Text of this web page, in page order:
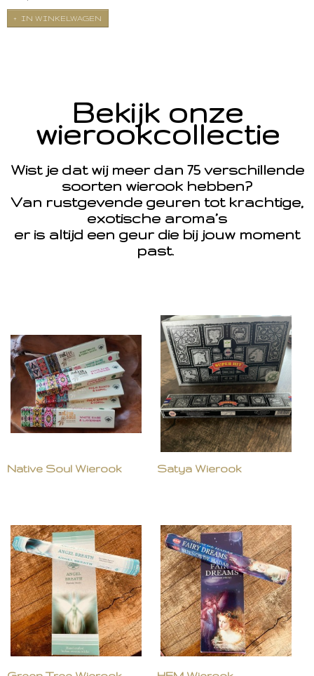
IN WINKELWAGEN
Bekijk onze
wierookcollectie
Wist je dat wij meer dan 75 verschillende
soorten wierook hebben?
Van rustgevende geuren tot krachtige,
exotische aroma’s
er is altijd een geur die bij jouw moment
past.
Native Soul Wierook Satya Wierook